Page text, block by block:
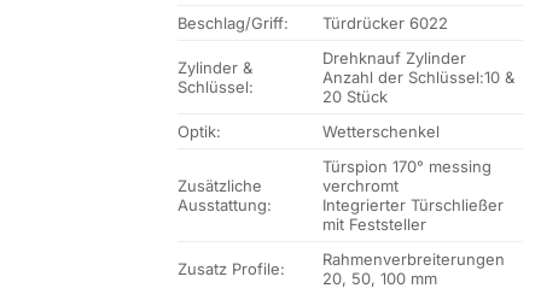
Beschlag/Griff:
Türdrücker 6022
Zylinder &
Schlüssel:
Drehknauf Zylinder
Anzahl der Schlüssel:10 &
20 Stück
Optik:
Wetterschenkel
Zusätzliche
Ausstattung:
Türspion 170° messing
verchromt
Integrierter Türschließer
mit Feststeller
Zusatz Profile:
Rahmenverbreiterungen
20, 50, 100 mm